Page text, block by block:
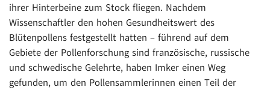
ihrer Hinterbeine zum Stock fliegen. Nachdem
Wissenschaftler den hohen Gesundheitswert des
Blütenpollens festgestellt hatten – führend auf dem
Gebiete der Pollenforschung sind französische, russische
und schwedische Gelehrte, haben Imker einen Weg
gefunden, um den Pollensammlerinnen einen Teil der